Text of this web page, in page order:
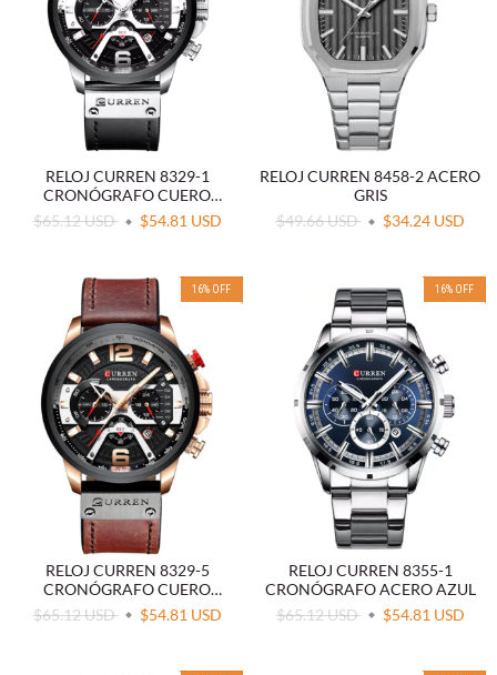
RELOJ CURREN 8329-1
CRONÓGRAFO CUERO
NEGRO
$65.12 USD $54.81 USD
RELOJ CURREN 8458-2 ACERO
GRIS
$49.66 USD
$34.24 USD
16% OFF
RELOJ CURREN 8329-5
CRONÓGRAFO CUERO
MARRÓN
$65.12 USD $54.81 USD
16% OFF
RELOJ CURREN 8355-1
CRONÓGRAFO ACERO AZUL
$65.12 USD
$54.81 USD